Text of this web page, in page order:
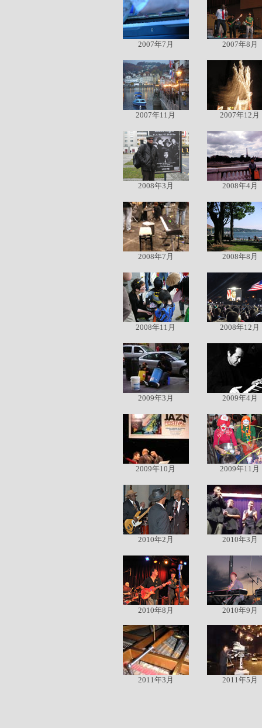
2007年7月 2007年8月
2007年11月 2007年12月
2008年3月 2008年4月
2008年7月 2008年8月
2008年11月 2008年12月
2009年3月 2009年4月
2009年10月 2009年11月
2010年2月 2010年3月
2010年8月 2010年9月
2011年3月 2011年5月